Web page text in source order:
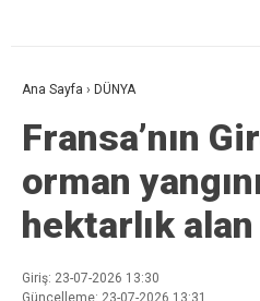
Ana Sayfa › DÜNYA
Fransa’nın
orman
hektarlık
Giriş: 23-07-2026 13:30